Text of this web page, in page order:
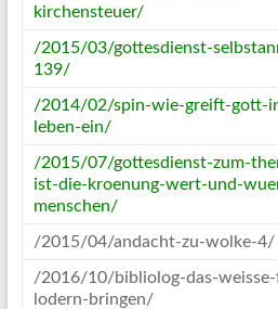
kirchensteuer/
/2015/03/gottesdienst-
139/
/2014/02/spin-wie-greift-gott-
leben-ein/
/2015/07/gottesdienst-zum-
ist-die-kroenung-wert-und-
menschen/
/2015/04/andacht-zu-wolke-4/
/2016/10/bibliolog-das-
lodern-bringen/